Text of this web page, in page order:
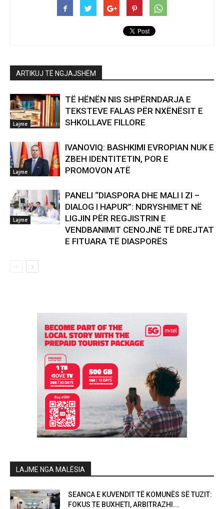
ARTIKUJ TË NGJAJSHËM
Lajme
TË HËNËN NIS SHPËRNDARJA E
TEKSTEVE FALAS PËR NXËNËSIT E
SHKOLLAVE FILLORE
Lajme
IVANOVIQ: BASHKIMI EVROPIAN NUK E
ZBEH IDENTITETIN, POR E
PROMOVON ATË
Lajme
PANELI “DIASPORA DHE MALI I ZI –
DIALOG I HAPUR”: NDRYSHIMET NË
LIGJIN PËR REGJISTRIN E
VENDBANIMIT CENOJNË TË DREJTAT
E FITUARA TË DIASPORËS
LAJME NGA MALËSIA
SEANCA E KUVENDIT TË KOMUNËS SË TUZIT:
FOKUS TE BUXHETI, ARBITRAZHI...